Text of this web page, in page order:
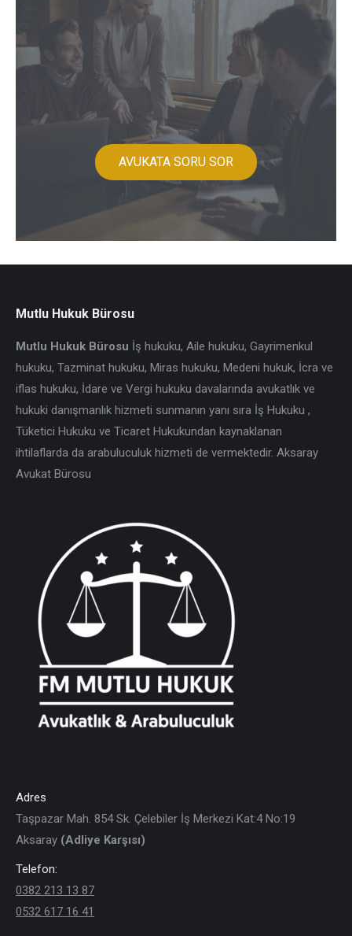
AVUKATA SORU SOR
Mutlu Hukuk Bürosu
Mutlu Hukuk Bürosu İş hukuku, Aile hukuku, Gayrimenkul
hukuku, Tazminat hukuku, Miras hukuku, Medeni hukuk, İcra ve
iflas hukuku, İdare ve Vergi hukuku davalarında avukatlık ve
hukuki danışmanlık hizmeti sunmanın yanı sıra İş Hukuku ,
Tüketici Hukuku ve Ticaret Hukukundan kaynaklanan
ihtilaflarda da arabuluculuk hizmeti de vermektedir. Aksaray
Avukat Bürosu
Adres
Taşpazar Mah. 854 Sk. Çelebiler İş Merkezi Kat:4 No:19
Aksaray (Adliye Karşısı)
Telefon:
0382 213 13 87
0532 617 16 41